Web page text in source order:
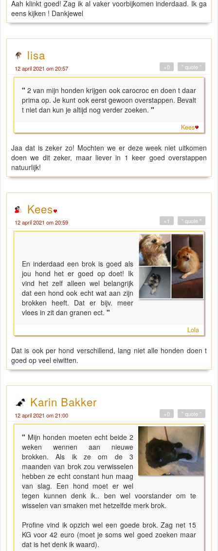
Aah klinkt goed! Zag ik al vaker voorbijkomen inderdaad. Ik ga
eens kijken ! Dankjewel
lisa
12 april 2021 om 20:57 " quote "
+0
"2 van mijn honden krijgen ook carocroc en doen t daar
prima op. Je kunt ook eerst gewoon overstappen. Bevalt
t niet dan kun je altijd nog verder zoeken. "
Kees
Jaa dat is zeker zo! Mochten we er deze week niet uitkomen
doen we dit zeker, maar liever in 1 keer goed overstappen
natuurlijk!
Kees
12 april 2021 om 20:59 " quote "
+1
En inderdaad een brok is goed als
jou hond het er goed op doet! Ik
vind het zelf alleen wel belangrijk
dat een hond ook echt wat aan zijn
brokken heeft. Dat er bijv. meer
vlees in zit dan granen ect. "
Lola
Dat is ook per hond verschillend, lang niet alle honden doen t
goed op veel eiwitten.
Karin Bakker
12 april 2021 om 21:00 " quote "
+0
" Mijn honden moeten echt beide 2
weken wennen aan nieuwe
brokken. Als ik ze om de 3
maanden van brok zou verwisselen
hebben ze echt constant hun maag
van slag. Een hond moet er wel
tegen kunnen denk ik.. ben wel voorstander om te
wisselen van smaken met hetzelfde merk brok.
Profine vind ik opzich wel een goede brok. Zag net 15
KG voor 42 euro (moet je soms wel goed zoeken maar
dat is het denk ik waard).